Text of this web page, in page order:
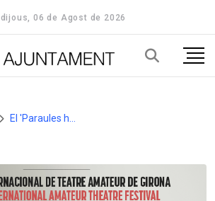
dijous, 06 de Agost de 2026